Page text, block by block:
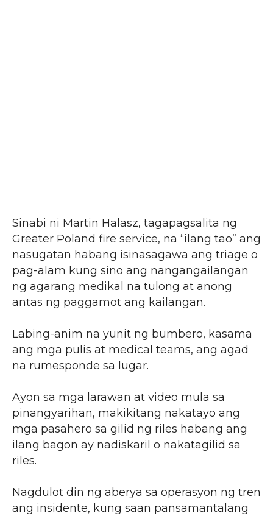
Sinabi ni Martin Halasz, tagapagsalita ng
Greater Poland fire service, na “ilang tao” ang
nasugatan habang isinasagawa ang triage o
pag-alam kung sino ang nangangailangan
ng agarang medikal na tulong at anong
antas ng paggamot ang kailangan.
Labing-anim na yunit ng bumbero, kasama
ang mga pulis at medical teams, ang agad
na rumesponde sa lugar.
Ayon sa mga larawan at video mula sa
pinangyarihan, makikitang nakatayo ang
mga pasahero sa gilid ng riles habang ang
ilang bagon ay nadiskaril o nakatagilid sa
riles.
Nagdulot din ng aberya sa operasyon ng tren
ang insidente, kung saan pansamantalang